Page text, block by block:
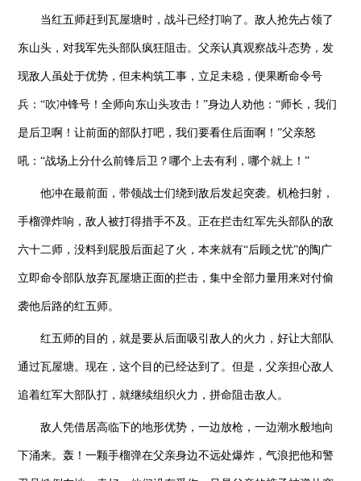
当红五师赶到瓦屋塘时，战斗已经打响了。敌人抢先占领了
东山头，对我军先头部队疯狂阻击。父亲认真观察战斗态势，发
现敌人虽处于优势，但未构筑工事，立足未稳，便果断命令号
兵：“吹冲锋号！全师向东山头攻击！”身边人劝他：“师长，我们
是后卫啊！让前面的部队打吧，我们要看住后面啊！”父亲怒
吼：“战场上分什么前锋后卫？哪个上去有利，哪个就上！”
他冲在最前面，带领战士们绕到敌后发起突袭。机枪扫射，
手榴弹炸响，敌人被打得措手不及。正在拦击红军先头部队的敌
六十二师，没料到屁股后面起了火，本来就有“后顾之忧”的陶广
立即命令部队放弃瓦屋塘正面的拦击，集中全部力量用来对付偷
袭他后路的红五师。
红五师的目的，就是要从后面吸引敌人的火力，好让大部队
通过瓦屋塘。现在，这个目的已经达到了。但是，父亲担心敌人
追着红军大部队打，就继续组织火力，拼命阻击敌人。
敌人凭借居高临下的地形优势，一边放枪，一边潮水般地向
下涌来。轰！一颗手榴弹在父亲身边不远处爆炸，气浪把他和警